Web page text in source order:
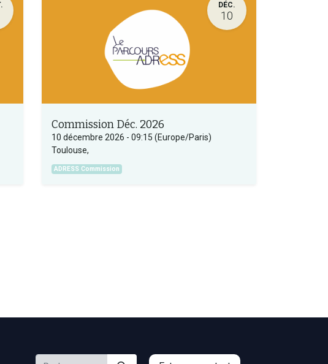
DÉC.
10
Commission Déc. 2026
10 décembre 2026 - 09:15 (Europe/Paris)
Toulouse,
ADRESS Commission